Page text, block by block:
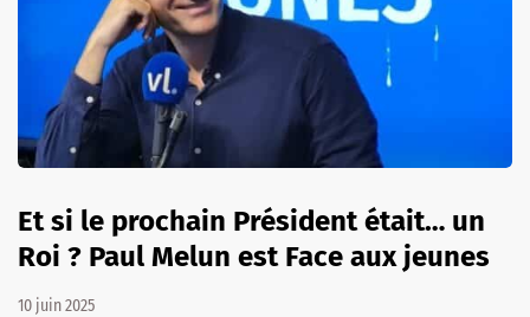
Et si le prochain Président était… un
Roi ? Paul Melun est Face aux jeunes
10 juin 2025